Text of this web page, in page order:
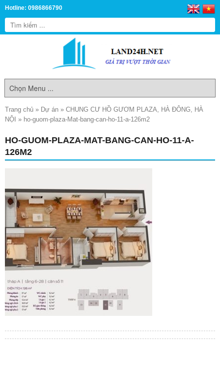
Hotline: 0986866790
Trang chủ » Dự án » CHUNG CƯ HỒ GƯƠM PLAZA, HÀ ĐÔNG, HÀ
NỘI » ho-guom-plaza-Mat-bang-can-ho-11-a-126m2
HO-GUOM-PLAZA-MAT-BANG-CAN-HO-11-A-
126M2